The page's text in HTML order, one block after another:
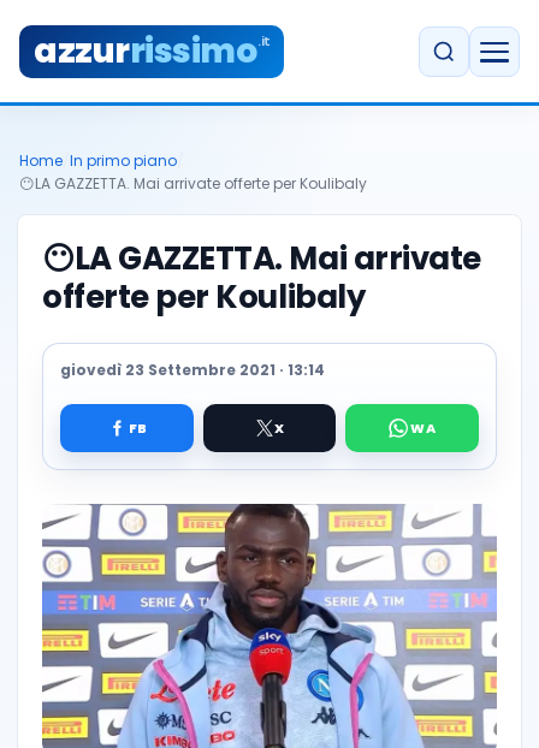
azzurrissimo.it
Home In primo piano
😶LA GAZZETTA. Mai arrivate offerte per Koulibaly
😶LA GAZZETTA. Mai arrivate
offerte per Koulibaly
giovedì 23 Settembre 2021 · 13:14